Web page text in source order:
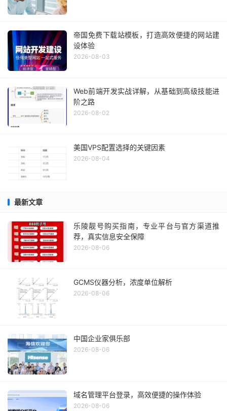
帝国免费下载站模板，打造高效便捷的网站建
设体验
2026-08-03
Web前端开发实战详解，从基础到高级技能进
阶之路
2026-08-02
美国VPS配置选择的关键因素
2026-08-04
最新文章
乐陵靓号购买指南，专业平台与官方渠道推
荐，真实信息安全保障
2026-08-06
GCMS仪器分析，浓度单位解析
2026-08-06
中国企业家俱乐部
2026-08-06
域名管理平台登录，高效便捷的操作体验
2026-08-06